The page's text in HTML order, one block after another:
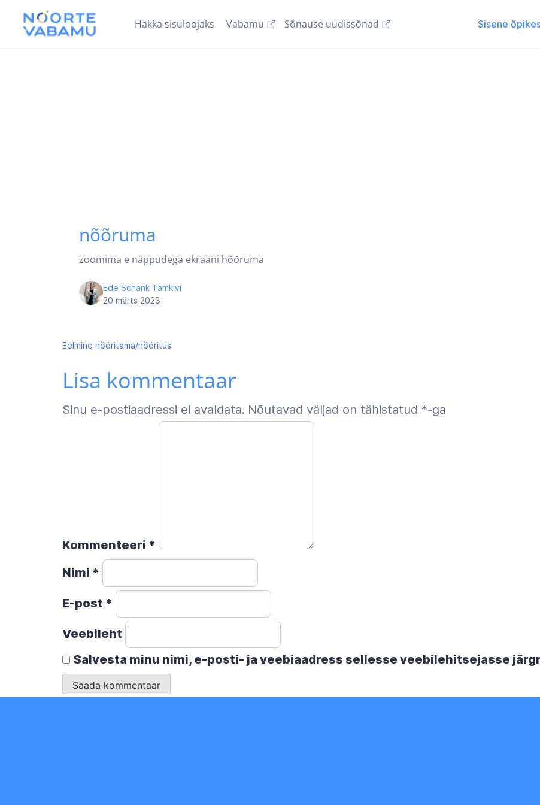
Hakka sisuloojaks Vabamu Sõnause uudissõnad Sisene
nõõruma
zoomima e näppudega ekraani hõõruma
Ede Schank Tamkivi
20 märts 2023
Navigeerimine
Eelmine nööritama/nööritus
Lisa kommentaar
Sinu e-postiaadressi ei avaldata. Nõutavad väljad on tähistatud *-ga
Kommenteeri *
Nimi *
E-post *
Veebileht
Salvesta minu nimi, e-posti- ja veebiaadress sellesse veebilehitsejasse